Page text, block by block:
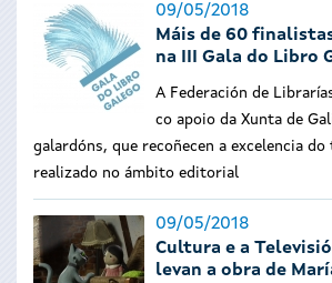
09/05/2018
Máis de 60
na III Gala do Libro
A Federación de
co apoio da Xunta de
galardóns, que recoñecen a excelencia
realizado no ámbito editorial
09/05/2018
Cultura e a
levan a obra de